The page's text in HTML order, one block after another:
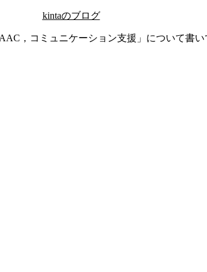
kintaのブログ
，コミュニケーション支援」について書